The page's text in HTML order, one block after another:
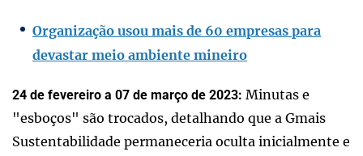
Organização usou mais de 60 empresas para
devastar meio ambiente mineiro
24 de fevereiro a 07 de março de 2023: Minutas e
"esboços" são trocados, detalhando que a Gmais
Sustentabilidade permaneceria oculta inicialmente e